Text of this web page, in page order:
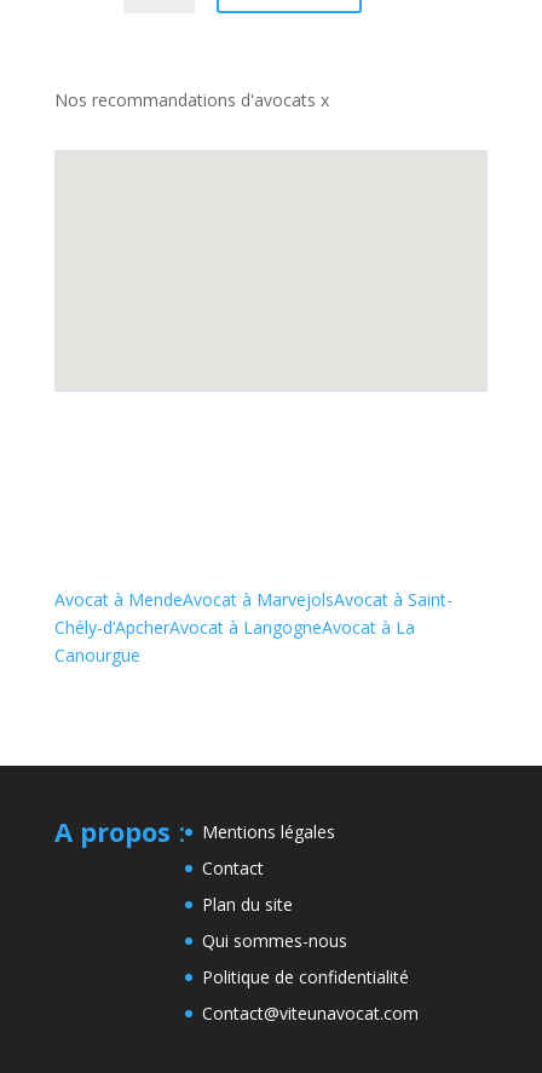
Nos recommandations d'avocats x
Avocat à MendeAvocat à MarvejolsAvocat à Saint-
Chély-d’ApcherAvocat à LangogneAvocat à La
Canourgue
A propos :
Mentions légales
Contact
Plan du site
Qui sommes-nous
Politique de confidentialité
Contact@viteunavocat.com